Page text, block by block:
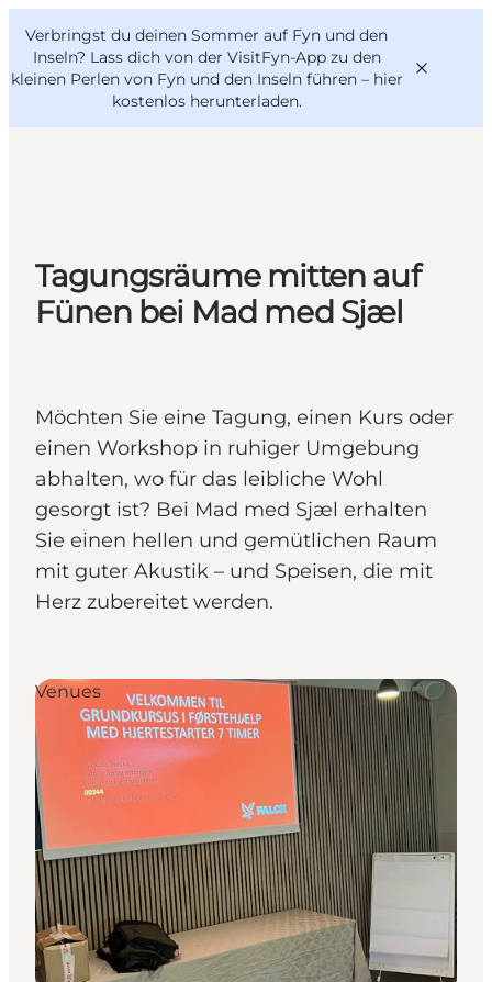
Verbringst du deinen Sommer auf Fyn und den
Inseln? Lass dich von der VisitFyn-App zu den
kleinen Perlen von Fyn und den Inseln führen – hier
kostenlos herunterladen.
Outdoor & bike
Essen & trinken
Übernachtung
VisitFyn
Deutsch
Tagungsräume mitten auf
Fünen bei Mad med Sjæl
Möchten Sie eine Tagung, einen Kurs oder
einen Workshop in ruhiger Umgebung
abhalten, wo für das leibliche Wohl
gesorgt ist? Bei Mad med Sjæl erhalten
Sie einen hellen und gemütlichen Raum
mit guter Akustik – und Speisen, die mit
Herz zubereitet werden.
Venues